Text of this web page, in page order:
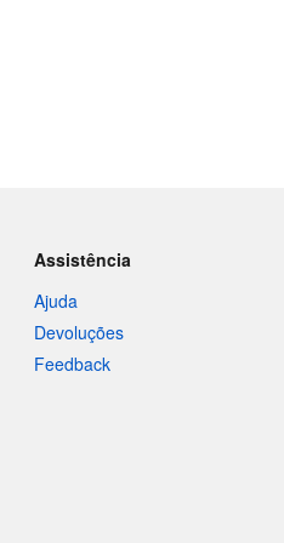
Assistência
Ajuda
Devoluções
Feedback